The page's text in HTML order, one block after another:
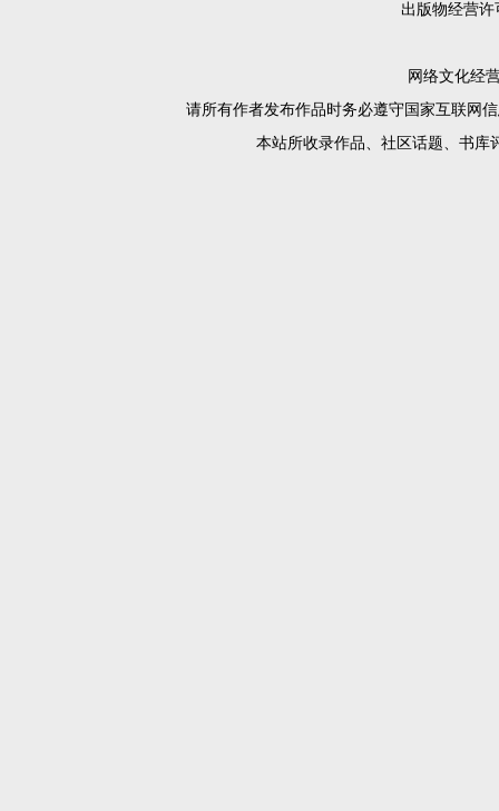
出版物经营许
网络文化经
请所有作者发布作品时务必遵守国家互联网
本站所收录作品、社区话题、书库